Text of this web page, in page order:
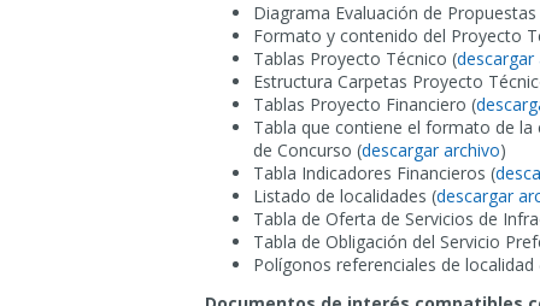
Diagrama Evaluación de Propuestas
Formato y contenido del Proyecto
Tablas Proyecto Técnico (descargar
Estructura Carpetas Proyecto
Tablas Proyecto Financiero (
Tabla que contiene el formato de
de Concurso (descargar archivo)
Tabla Indicadores Financieros (
Listado de localidades (descargar
Tabla de Oferta de Servicios de
Tabla de Obligación del Servicio
Polígonos referenciales de localidad